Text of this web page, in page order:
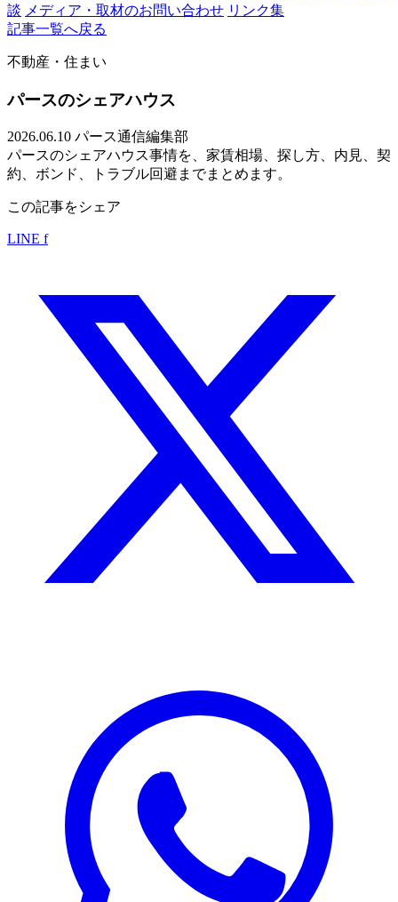
談 メディア・取材のお問い合わせ リンク集
記事一覧へ戻る
不動産・住まい
パースのシェアハウス
2026.06.10 パース通信編集部
パースのシェアハウス事情を、家賃相場、探し方、内見、契
約、ボンド、トラブル回避までまとめます。
この記事をシェア
LINE f